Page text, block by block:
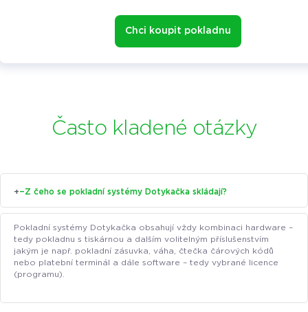
Chci koupit pokladnu
Často kladené otázky
+−Z čeho se pokladní systémy Dotykačka skládají?
Pokladní systémy Dotykačka obsahují vždy kombinaci hardware –
tedy pokladnu s tiskárnou a dalším volitelným příslušenstvím
jakým je např. pokladní zásuvka, váha, čtečka čárových kódů
nebo platební terminál a dále software – tedy vybrané licence
(programu).